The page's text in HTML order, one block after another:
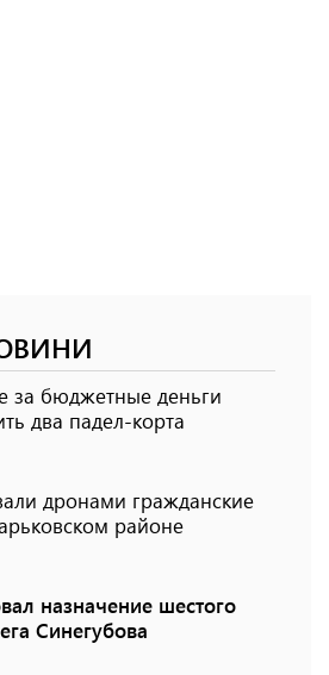
за бюджетные деньги
два падел-корта
дронами гражданские
районе
назначение шестого
Синегубова